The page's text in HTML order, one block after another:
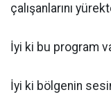
çalışanlarını
İyi ki bu program
İyi ki bölgenin